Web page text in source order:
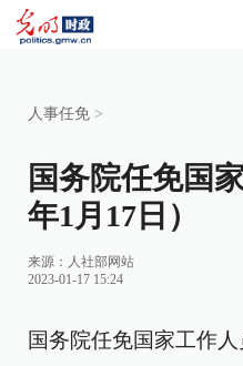
人事任免 >
国务院任免国
年1月17日）
来源： 人社部网站
2023-01-17 15:24
国务院任免国家工作人